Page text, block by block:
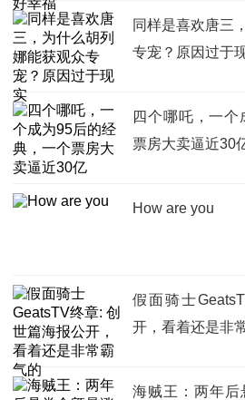
同样是喜欢唐三
专宠？原因过于
四个哪吒，一
票房大卖逼近30
How are you
假面骑士
开，看着还是非
海贼王：两年后